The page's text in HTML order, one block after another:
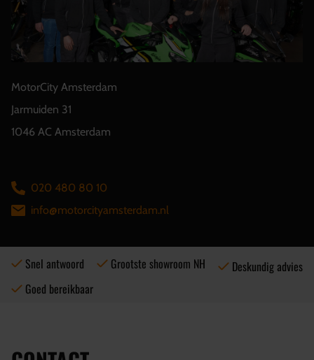
MotorCity Amsterdam
Jarmuiden 31
1046 AC Amsterdam
020 480 80 10
info@motorcityamsterdam.nl
Snel antwoord
Goed bereikbaar
Grootste showroom NH Deskundig advies